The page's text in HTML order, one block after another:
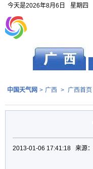
今天是2026年8月6日 星期四
中国天气网 > 广西 > 广西首页
2013-01-06 17:41:18 来源：